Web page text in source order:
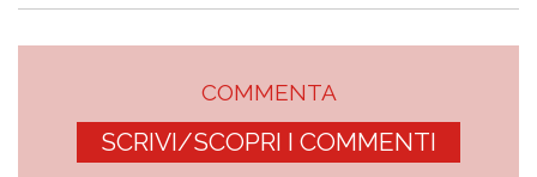
COMMENTA
SCRIVI/SCOPRI I COMMENTI